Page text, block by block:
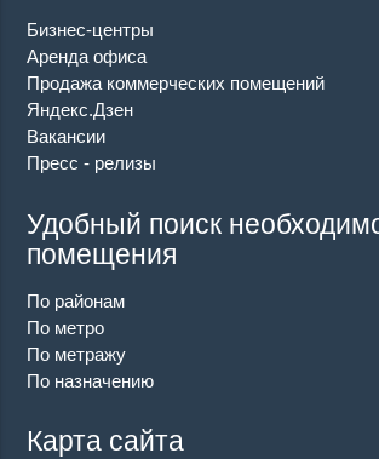
Бизнес-центры
Аренда офиса
Продажа коммерческих помещений
Яндекс.Дзен
Вакансии
Пресс - релизы
Удобный поиск
помещения
По районам
По метро
По метражу
По назначению
Карта сайта